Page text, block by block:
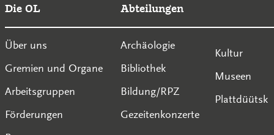
Die OL
Über uns
Gremien und Organe
Arbeitsgruppen
Förderungen
Abteilungen
Archäologie
Bibliothek
Bildung/RPZ
Gezeitenkonzerte
Kultur
Museen
Plattdüütsk